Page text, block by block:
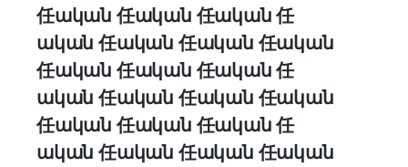
任ական 任ական 任ական 任
ական 任ական 任ական 任ական
任ական 任ական 任ական 任
ական 任ական 任ական 任ական
任ական 任ական 任ական 任
ական 任ական 任ական 任ական